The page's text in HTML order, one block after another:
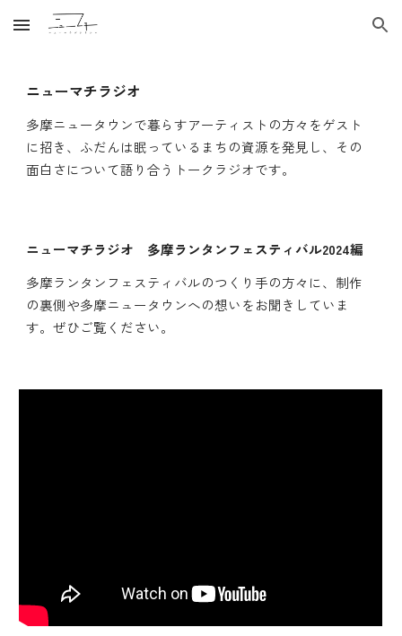
Skip to main content Skip to navigation
ニューマチラジオ
多摩ニュータウンで暮らすアーティストの方々をゲスト
に招き、ふだんは眠っているまちの資源を発見し、その
面白さについて語り合うトークラジオです。
ニューマチラジオ 多摩ランタンフェスティバル2024編
多摩ランタンフェスティバルのつくり手の方々に、制作
の裏側や多摩ニュータウンへの想いをお聞きしていま
す。ぜひご覧ください。